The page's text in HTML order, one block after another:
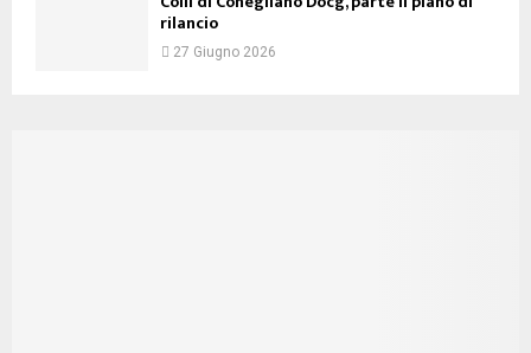
rilancio
27 Giugno 2026